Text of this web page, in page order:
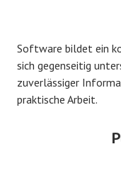
Software bildet ein
sich gegenseitig
zuverlässiger
praktische Arbeit.